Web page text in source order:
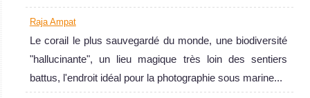
"hallucinante",
un lieu magique
très loin des
sentiers battus,
Raja Ampat
Le corail le plus sauvegardé du monde, une biodiversité
"hallucinante", un lieu magique très loin des sentiers
battus, l'endroit idéal pour la photographie sous marine...